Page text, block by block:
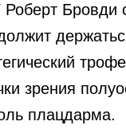
Бровди
зрения
плацдарма.